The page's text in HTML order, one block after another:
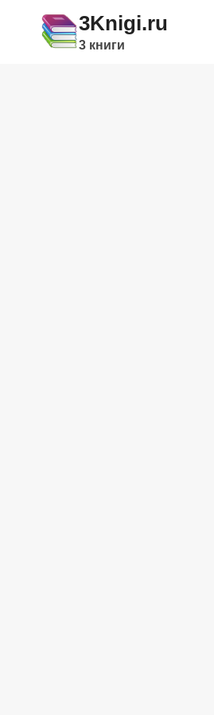
содержимому
3Knigi.ru
3 книги